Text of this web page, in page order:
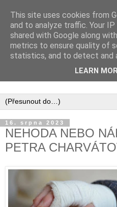
Inspirujte se tím, co píší
16. srpna 2023
NEHODA NEBO
PETRA
This site uses cookies from
and to analyze traffic. Your
shared with Google along
metrics to ensure quality of
statistics, and to detect and
LEARN